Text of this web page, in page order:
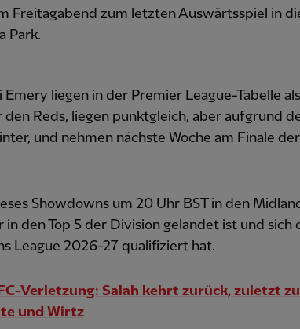
Freitagabend zum letzten Auswärtsspiel in
Park.
Emery liegen in der Premier League-Tabelle
den Reds, liegen punktgleich, aber aufgrund
und nehmen nächste Woche am Finale
Showdowns um 20 Uhr BST in den
in den Top 5 der Division gelandet ist und sich
League 2026-27 qualifiziert hat.
Verletzung: Salah kehrt zurück, zuletzt zu
und Wirtz